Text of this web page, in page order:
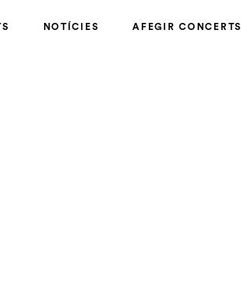
NOTÍCIES AFEGIR CONCERTS